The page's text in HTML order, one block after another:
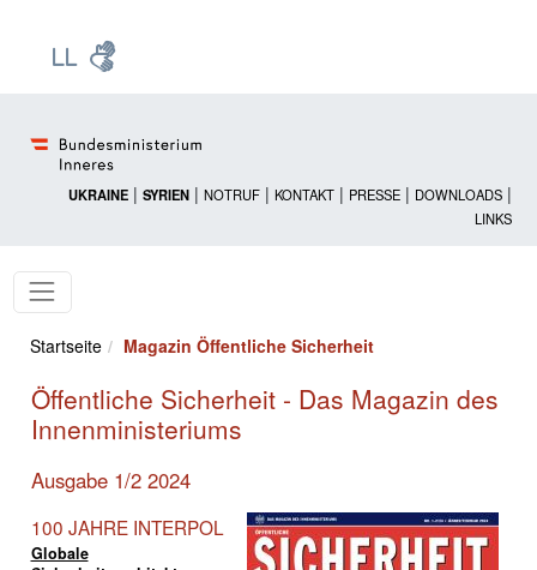
UKRAINE | SYRIEN | NOTRUF | KONTAKT | PRESSE | DOWNLOADS |
LINKS
Startseite Magazin Öffentliche Sicherheit
Öffentliche Sicherheit - Das Magazin des
Innenministeriums
Ausgabe 1/2 2024
100 JAHRE INTERPOL
Globale